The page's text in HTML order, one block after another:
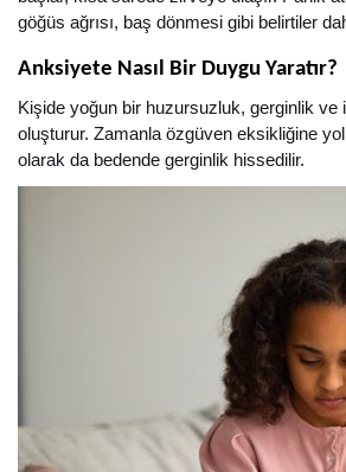
göğüs ağrısı, baş dönmesi gibi belirtiler
Anksiyete Nasıl Bir Duygu Yaratır?
Kişide yoğun bir huzursuzluk, gerginlik ve
oluşturur. Zamanla özgüven eksikliğine
olarak da bedende gerginlik hissedilir.